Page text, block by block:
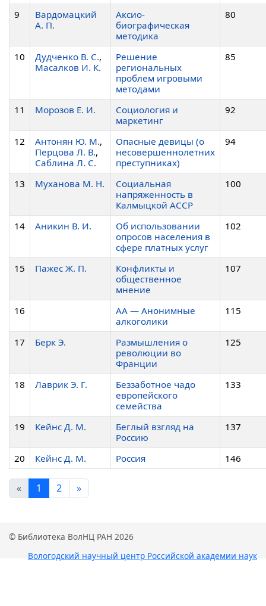
9
Вардомацкий
А. П.
Аксио-
биографическая
методика
80
10 Дудченко В. С.,
Масалков И. К.
Решение
региональных
проблем игровыми
методами
85
11 Морозов Е. И.
Социология и
маркетинг
92
12 Антонян Ю. М.,
Перцова Л. В.,
Саблина Л. С.
Опасные девицы (о
несовершеннолетних
преступниках)
94
13 Муханова М. Н.
Социальная
напряженность в
Калмыцкой АССР
100
14 Аникин В. И.
Об использовании
опросов населения в
сфере платных услуг
102
15 Пажес Ж. П.
Конфликты и
общественное
мнение
107
16
АА — Анонимные
алкоголики
115
17 Берк Э.
Размышления о
революции во
Франции
125
18 Лаврик Э. Г.
Беззаботное чадо
европейского
семейства
133
19 Кейнс Д. М.
Беглый взгляд на
Россию
137
20 Кейнс Д. М. Россия 146
« 1 2 »
© Библиотека ВолНЦ РАН 2026
Вологодский научный центр Российской академии наук